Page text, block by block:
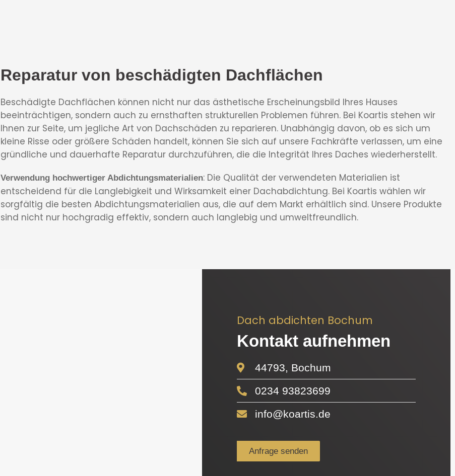
Reparatur von beschädigten Dachflächen
Beschädigte Dachflächen können nicht nur das ästhetische Erscheinungsbild Ihres Hauses
beeinträchtigen, sondern auch zu ernsthaften strukturellen Problemen führen. Bei Koartis stehen wir
Ihnen zur Seite, um jegliche Art von Dachschäden zu reparieren. Unabhängig davon, ob es sich um
kleine Risse oder größere Schäden handelt, können Sie sich auf unsere Fachkräfte verlassen, um eine
gründliche und dauerhafte Reparatur durchzuführen, die die Integrität Ihres Daches wiederherstellt.
Verwendung hochwertiger Abdichtungsmaterialien: Die Qualität der verwendeten Materialien ist
entscheidend für die Langlebigkeit und Wirksamkeit einer Dachabdichtung. Bei Koartis wählen wir
sorgfältig die besten Abdichtungsmaterialien aus, die auf dem Markt erhältlich sind. Unsere Produkte
sind nicht nur hochgradig effektiv, sondern auch langlebig und umweltfreundlich.
Dach abdichten Bochum
Kontakt aufnehmen
44793, Bochum
0234 93823699
info@koartis.de
Anfrage senden